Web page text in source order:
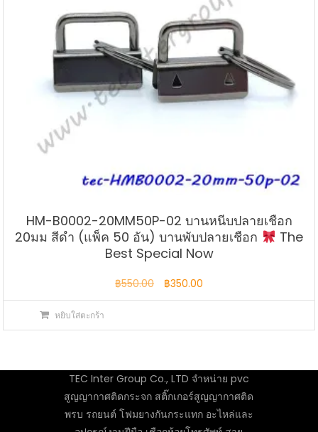
HM-B0002-20MM50P-02 บานหนีบปลายเชือก
20มม สีดำ (แพ็ค 50 อัน) บานพับปลายเชือก
The
Best Special Now
฿550.00
Original
price
฿350.00
price
หยิบใส่ตะกร้า
TEC Inter Group Co., LTD จำหน่าย pvc
สูญญากาศติดกระจก สติ๊กเกอร์สูญญากาศติด
พรบ รถยนต์ โฟมยางกันกระแทก อะไหล่และ